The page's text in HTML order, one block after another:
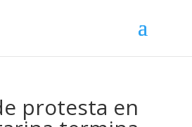
protesta en